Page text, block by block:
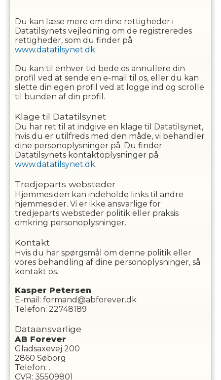
Du kan læse mere om dine rettigheder i
Datatilsynets vejledning om de registreredes
rettigheder, som du finder på
www.datatilsynet.dk.
Du kan til enhver tid bede os annullere din
profil ved at sende en e-mail til os, eller du kan
slette din egen profil ved at logge ind og scrolle
til bunden af din profil.
Klage til Datatilsynet
Du har ret til at indgive en klage til Datatilsynet,
hvis du er utilfreds med den måde, vi behandler
dine personoplysninger på. Du finder
Datatilsynets kontaktoplysninger på
www.datatilsynet.dk.
Tredjeparts websteder
Hjemmesiden kan indeholde links til andre
hjemmesider. Vi er ikke ansvarlige for
tredjeparts websteder politik eller praksis
omkring personoplysninger.
Kontakt
Hvis du har spørgsmål om denne politik eller
vores behandling af dine personoplysninger, så
kontakt os.
Kasper Petersen
E-mail : formand@abforever.dk
Telefon: 22748189
Dataansvarlige
AB Forever
Gladsaxevej 200
2860 Søborg
Telefon: .
CVR: 35509801